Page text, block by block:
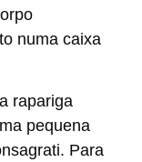
numa caixa
rapariga
pequena
Para